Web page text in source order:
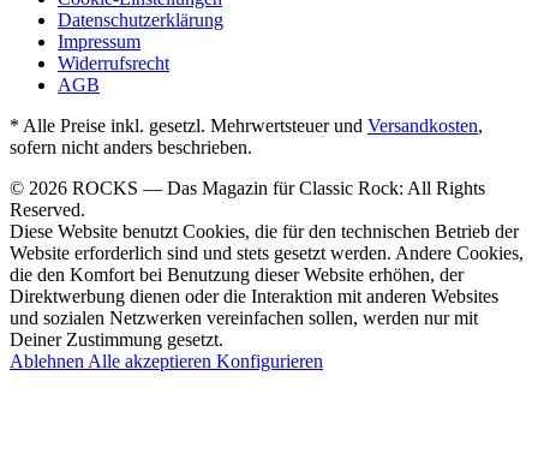
Datenschutzerklärung
Impressum
Widerrufsrecht
AGB
* Alle Preise inkl. gesetzl. Mehrwertsteuer und Versandkosten,
sofern nicht anders beschrieben.
© 2026 ROCKS — Das Magazin für Classic Rock: All Rights
Reserved.
Diese Website benutzt Cookies, die für den technischen Betrieb der
Website erforderlich sind und stets gesetzt werden. Andere Cookies,
die den Komfort bei Benutzung dieser Website erhöhen, der
Direktwerbung dienen oder die Interaktion mit anderen Websites
und sozialen Netzwerken vereinfachen sollen, werden nur mit
Deiner Zustimmung gesetzt.
Ablehnen Alle akzeptieren Konfigurieren